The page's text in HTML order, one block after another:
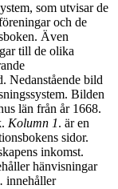
som utvisar de
och de
Även
till de olika
Nedanstående bild
Bilden
län från år 1668.
Kolumn 1. är en
sidor.
inkomst.
hänvisningar
innehåller